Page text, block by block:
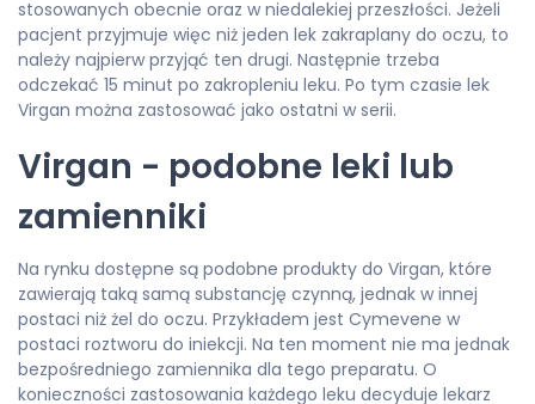
stosowanych obecnie oraz w niedalekiej przeszłości. Jeżeli
pacjent przyjmuje więc niż jeden lek zakraplany do oczu, to
należy najpierw przyjąć ten drugi. Następnie trzeba
odczekać 15 minut po zakropleniu leku. Po tym czasie lek
Virgan można zastosować jako ostatni w serii.
Virgan - podobne leki lub
zamienniki
Na rynku dostępne są podobne produkty do Virgan, które
zawierają taką samą substancję czynną, jednak w innej
postaci niż żel do oczu. Przykładem jest Cymevene w
postaci roztworu do iniekcji. Na ten moment nie ma jednak
bezpośredniego zamiennika dla tego preparatu. O
konieczności zastosowania każdego leku decyduje lekarz